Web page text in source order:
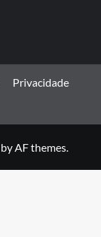
Privacidade
by AF themes.